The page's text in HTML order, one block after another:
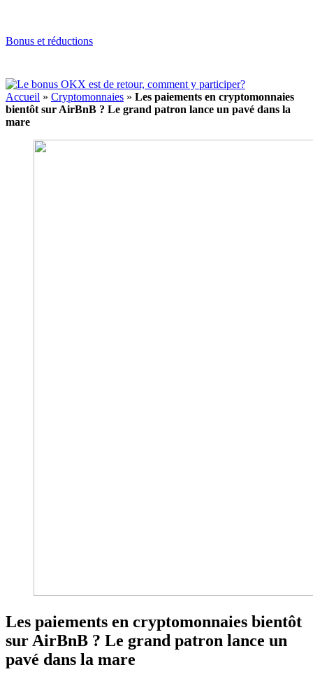
Bonus et réductions
Accueil » Cryptomonnaies » Les paiements en cryptomonnaies
bientôt sur AirBnB ? Le grand patron lance un pavé dans la
mare
Les paiements en cryptomonnaies bientôt
sur AirBnB ? Le grand patron lance un
pavé dans la mare